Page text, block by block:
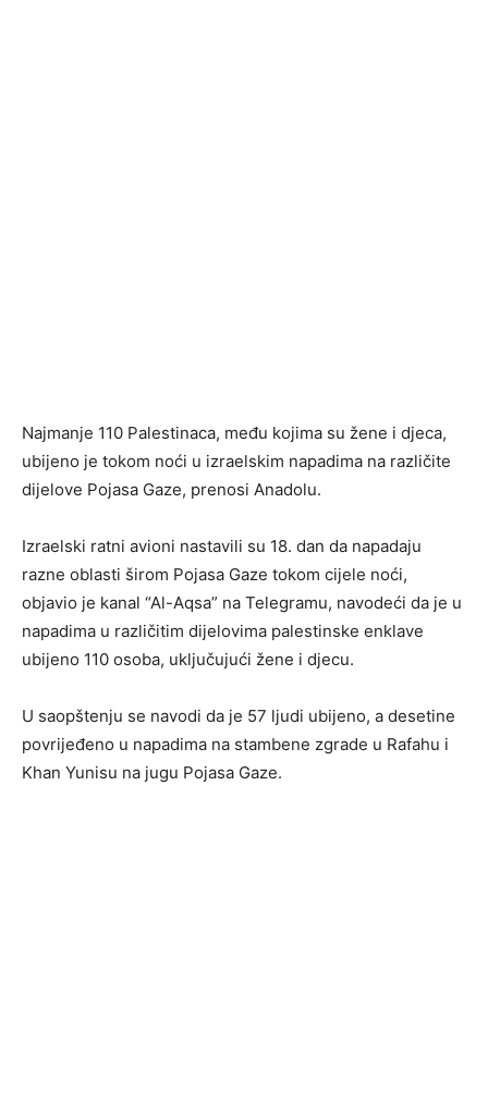
Najmanje 110 Palestinaca, među kojima su žene i djeca,
ubijeno je tokom noći u izraelskim napadima na različite
dijelove Pojasa Gaze, prenosi Anadolu.
Izraelski ratni avioni nastavili su 18. dan da napadaju
razne oblasti širom Pojasa Gaze tokom cijele noći,
objavio je kanal “Al-Aqsa” na Telegramu, navodeći da je u
napadima u različitim dijelovima palestinske enklave
ubijeno 110 osoba, uključujući žene i djecu.
U saopštenju se navodi da je 57 ljudi ubijeno, a desetine
povrijeđeno u napadima na stambene zgrade u Rafahu i
Khan Yunisu na jugu Pojasa Gaze.